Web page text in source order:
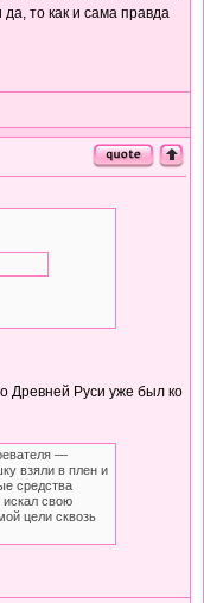
да, то как и сама правда
Древней Руси уже был ко
—
взяли в плен и
средства
свою
цели сквозь